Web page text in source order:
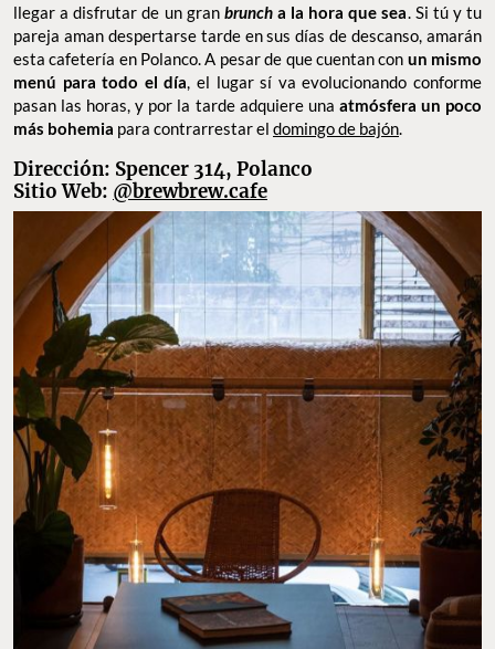
llegar a disfrutar de un gran brunch a la hora que sea. Si tú y tu
pareja aman despertarse tarde en sus días de descanso, amarán
esta cafetería en Polanco. A pesar de que cuentan con un mismo
menú para todo el día, el lugar sí va evolucionando conforme
pasan las horas, y por la tarde adquiere una atmósfera un poco
más bohemia para contrarrestar el domingo de bajón.
Dirección: Spencer 314, Polanco
Sitio Web: @brewbrew.cafe